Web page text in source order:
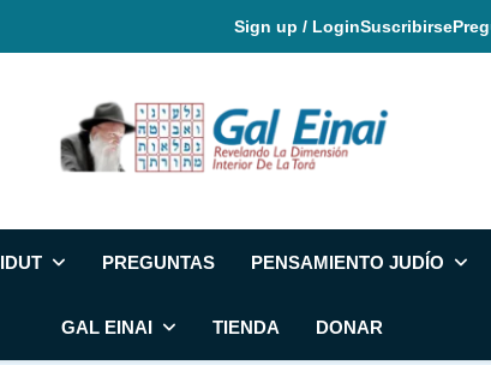
Sign up / LoginSuscribirse
Gal Einai En
PREGUNTAS PENSAMIENTO JUDÍO
GAL EINAI TIENDA DONAR